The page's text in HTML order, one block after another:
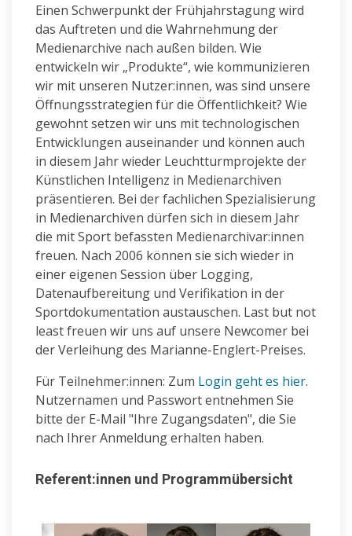
Einen Schwerpunkt der Frühjahrstagung wird
das Auftreten und die Wahrnehmung der
Medienarchive nach außen bilden. Wie
entwickeln wir „Produkte“, wie kommunizieren
wir mit unseren Nutzer:innen, was sind unsere
Öffnungsstrategien für die Öffentlichkeit? Wie
gewohnt setzen wir uns mit technologischen
Entwicklungen auseinander und können auch
in diesem Jahr wieder Leuchtturmprojekte der
Künstlichen Intelligenz in Medienarchiven
präsentieren. Bei der fachlichen Spezialisierung
in Medienarchiven dürfen sich in diesem Jahr
die mit Sport befassten Medienarchivar:innen
freuen. Nach 2006 können sie sich wieder in
einer eigenen Session über Logging,
Datenaufbereitung und Verifikation in der
Sportdokumentation austauschen. Last but not
least freuen wir uns auf unsere Newcomer bei
der Verleihung des Marianne-Englert-Preises.
Für Teilnehmer:innen: Zum Login geht es hier.
Nutzernamen und Passwort entnehmen Sie
bitte der E-Mail "Ihre Zugangsdaten", die Sie
nach Ihrer Anmeldung erhalten haben.
Referent:innen und Programmübersicht